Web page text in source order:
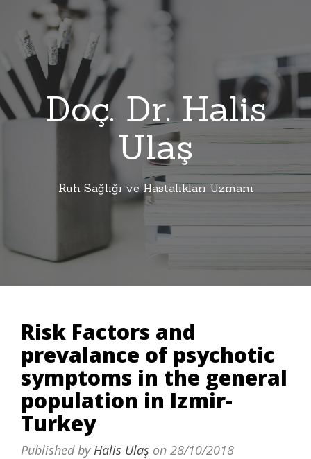
Doç. Dr. Halis
Ulaş
Ruh Sağlığı ve Hastalıkları Uzmanı
Risk Factors and
prevalance of psychotic
symptoms in the general
population in Izmir-
Turkey
Published by Halis Ulaş on 28/10/2018